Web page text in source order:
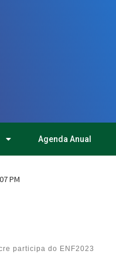
Agenda Anual
PM
participa do ENF2023